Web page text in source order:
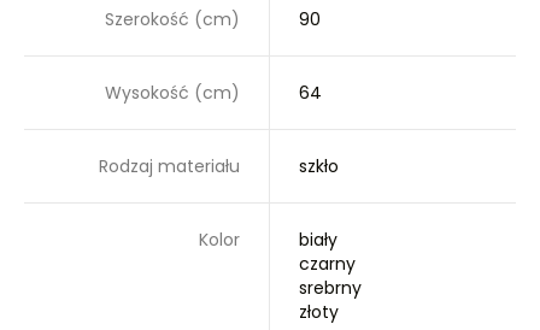
Szerokość (cm) 90
Wysokość (cm) 64
Rodzaj materiału szkło
Kolor
biały
czarny
srebrny
złoty